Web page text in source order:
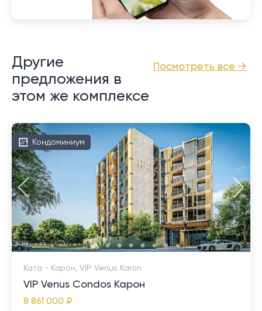
Посмотреть все →
Другие
предложения в
этом же комплексе
Кондоминиум
Ката - Карон, VIP Venus Karon
VIP Venus Condos Карон
8 861 000 ₽